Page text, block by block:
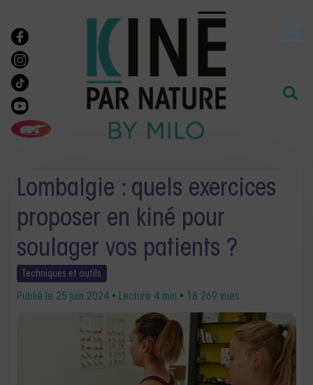
Lombalgie : quels exercices
proposer en kiné pour
soulager vos patients ?
Techniques et outils
Publié le 25 juin 2024 • Lecture 4 min • 18 269 vues